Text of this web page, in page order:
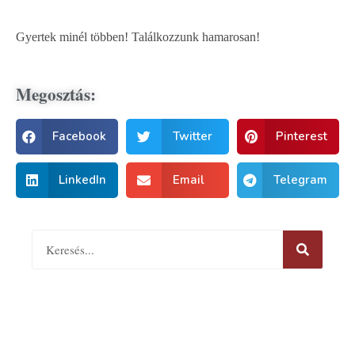
Gyertek minél többen! Találkozzunk hamarosan!
Megosztás:
Facebook Twitter Pinterest
LinkedIn Email Telegram